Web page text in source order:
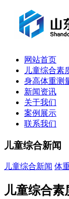
网站首页
儿童综合素
身高体重测
新闻资讯
关于我们
案例展示
联系我们
儿童综合新闻
儿童综合新闻 体
儿童综合素